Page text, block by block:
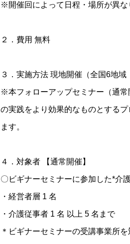
※開催回によって日程・場所が異な
２．費用 無料
３．実施方法 現地開催（全国6地
※本フォローアップセミナー（通
の実践をより効果的なものとする
ます。
４．対象者 【通常開催】
〇ビギナーセミナーに参加した*介
・経営者層 1 名
・介護従事者 1 名 以上 5 名まで
＊ビギナーセミナーの受講事業所